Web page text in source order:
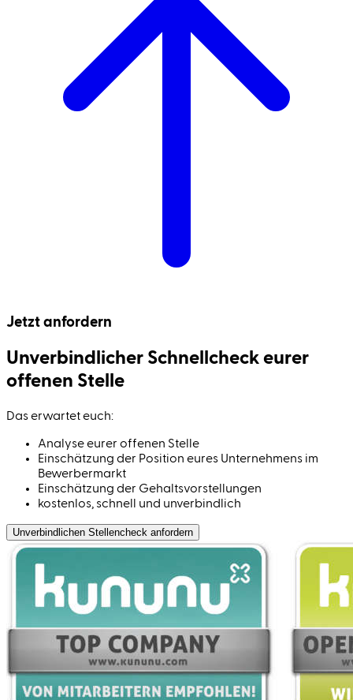
Jetzt anfordern
Unverbindlicher Schnell­check eurer
offenen Stelle
Das erwartet euch:
Analyse eurer offenen Stelle
Einschätzung der Position eures Unternehmens im
Bewerbermarkt
Einschätzung der Gehaltsvorstellungen
kostenlos, schnell und unverbindlich
Unverbindlichen Stellen­check anfordern